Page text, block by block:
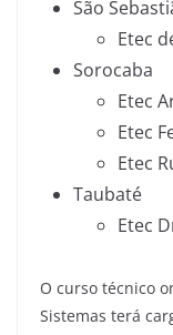
São
Etec
Sorocaba
Etec
Etec
Etec
Taubaté
Etec
O curso técnico
Sistemas terá